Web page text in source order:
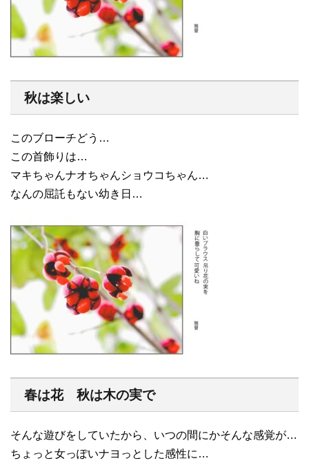
秋は楽しい
このブローチどう…
この首飾りは…
マキちゃんナオちゃんショウコちゃん…
なんの屈託もない幼き日…
春は花 秋は木の実で
そんな遊びをしていたから、いつの間にかそんな感覚が…
ちょっと女っぽいナヨっとした感性に…